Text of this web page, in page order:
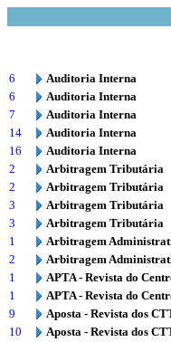
6
Auditoria Interna
6
Auditoria Interna
7
Auditoria Interna
14
Auditoria Interna
16
Auditoria Interna
2
Arbitragem Tributária
2
Arbitragem Tributária
3
Arbitragem Tributária
3
Arbitragem Tributária
1
Arbitragem
2
Arbitragem
1
APTA - Revista do
1
APTA - Revista do
9
Aposta - Revista dos
10
Aposta - Revista dos